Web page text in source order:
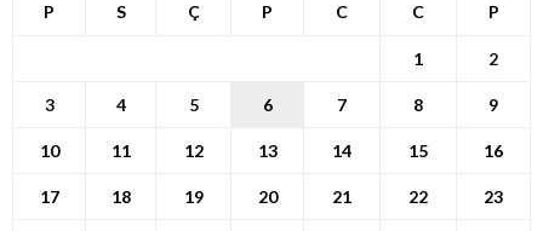
P S Ç P C C P
1 2
3 4 5 6 7 8 9
10 11 12 13 14 15 16
17 18 19 20 21 22 23